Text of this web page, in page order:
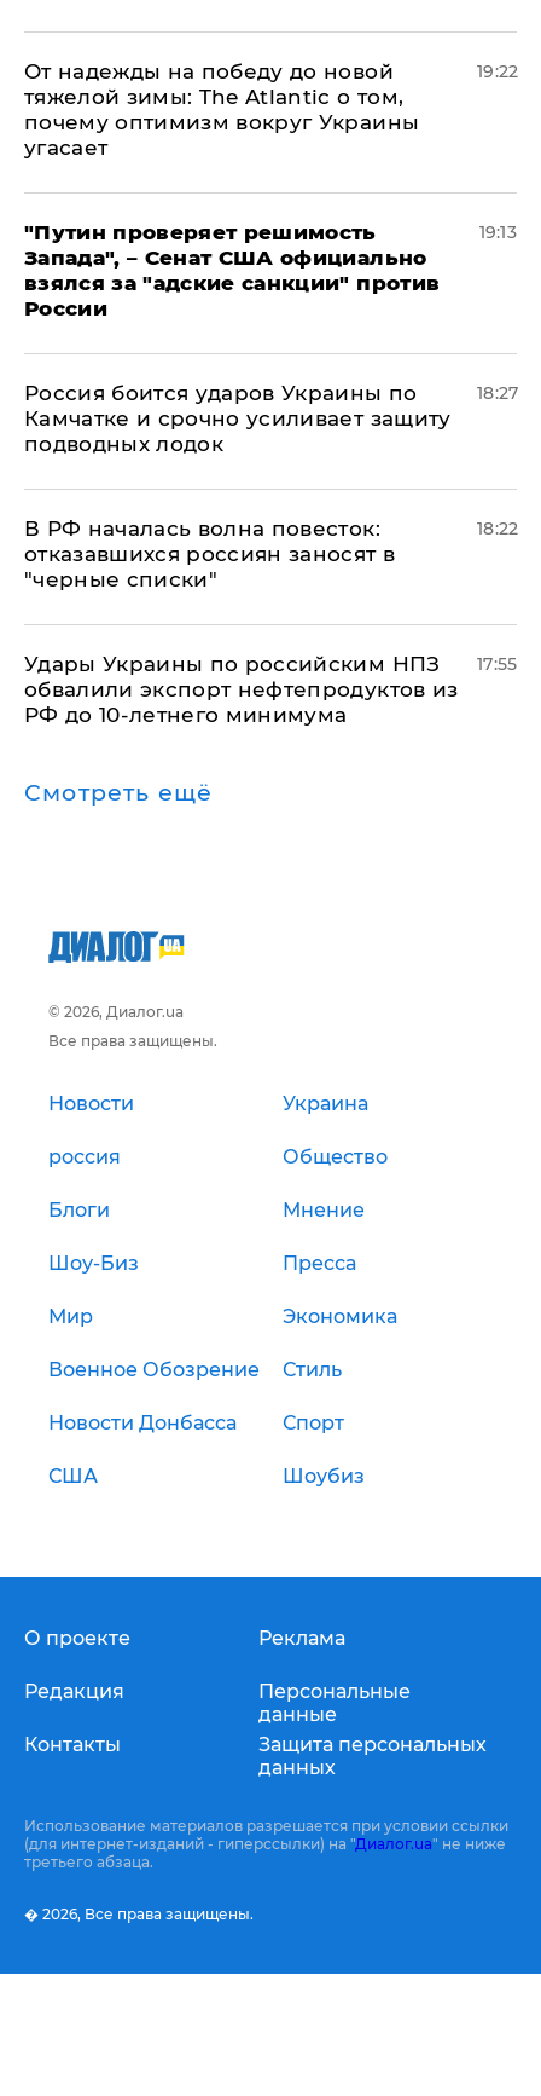
От надежды на победу до новой
тяжелой зимы: The Atlantic о том,
почему оптимизм вокруг Украины
угасает
19:22
"Путин проверяет решимость
Запада", – Сенат США официально
взялся за "адские санкции" против
России
19:13
Россия боится ударов Украины по
Камчатке и срочно усиливает защиту
подводных лодок
18:27
​В РФ началась волна повесток:
отказавшихся россиян заносят в
"черные списки"
18:22
Удары Украины по российским НПЗ
обвалили экспорт нефтепродуктов из
РФ до 10-летнего минимума
17:55
Смотреть ещё
© 2026, Диалог.ua
Все права защищены.
Новости Украина
россия Общество
Блоги Мнение
Шоу-Биз Пресса
Мир Экономика
Военное Обозрение Стиль
Новости Донбасса Спорт
США Шоубиз
О проекте
Редакция
Контакты
Реклама
Персональные
данные
Защита персональных
данных
Использование материалов разрешается при условии ссылки
(для интернет-изданий - гиперссылки) на "Диалог.ua" не ниже
третьего абзаца.
� 2026, Все права защищены.